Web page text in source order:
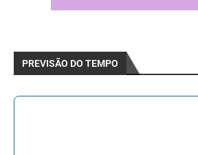
PREVISÃO DO TEMPO